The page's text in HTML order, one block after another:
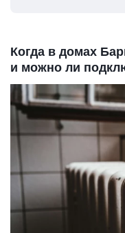
Когда в домах
и можно ли